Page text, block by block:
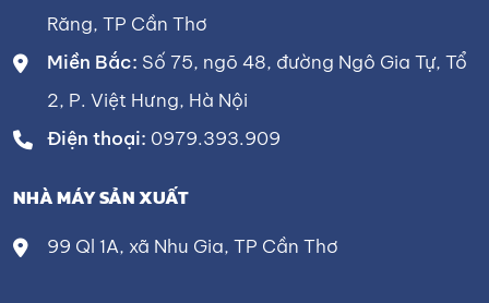
Răng, TP Cần Thơ
Miền Bắc: Số 75, ngõ 48, đường Ngô Gia Tự, Tổ
2, P. Việt Hưng, Hà Nội
Điện thoại: 0979.393.909
NHÀ MÁY SẢN XUẤT
99 Ql 1A, xã Nhu Gia, TP Cần Thơ